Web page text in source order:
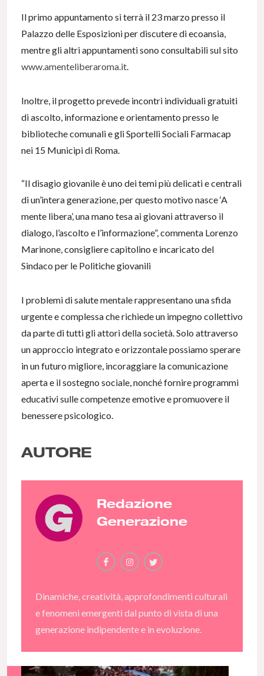
Il primo appuntamento si terrà il 23 marzo presso il
Palazzo delle Esposizioni per discutere di ecoansia,
mentre gli altri appuntamenti sono consultabili sul sito
www.amenteliberaroma.it.
Inoltre, il progetto prevede incontri individuali gratuiti
di ascolto, informazione e orientamento presso le
biblioteche comunali e gli Sportelli Sociali Farmacap
nei 15 Municipi di Roma.
“Il disagio giovanile è uno dei temi più delicati e centrali
di un’intera generazione, per questo motivo nasce ‘A
mente libera’, una mano tesa ai giovani attraverso il
dialogo, l’ascolto e l’informazione”, commenta Lorenzo
Marinone, consigliere capitolino e incaricato del
Sindaco per le Politiche giovanili
I problemi di salute mentale rappresentano una sfida
urgente e complessa che richiede un impegno collettivo
da parte di tutti gli attori della società. Solo attraverso
un approccio integrato e orizzontale possiamo sperare
in un futuro migliore, incoraggiare la comunicazione
aperta e il sostegno sociale, nonché fornire programmi
educativi sulle competenze emotive e promuovere il
benessere psicologico.
AUTORE
Redazione
Generazione
Dinamiche, creatività, approfondimenti culturali
e fenomeni emergenti dal punto di vista di una
generazione indipendente e in evoluzione.